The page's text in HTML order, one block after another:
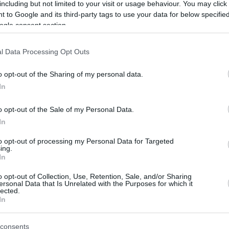
but not limited to your visit or usage behaviour. You may
to Google and its third-party tags to use your data for below
consent section.
Data Processing Opt Outs
opt-out of the Sharing of my personal data.
opt-out of the Sale of my Personal Data.
opt-out of processing my Personal Data for Targeted
opt-out of Collection, Use, Retention, Sale, and/or Sharing
Data that Is Unrelated with the Purposes for which it
Tης Eurohoops team/
info@eurohoops.net
προπονητική του καριέρα στην
Μπάγερν Μονάχου!
Παναθηναϊκούσυμφώνησε με τη
αγωνιστεί στο Eurocup και για τα
στον πάγκο της, στην προσπάθεια να
Ευρωλίγκας.
τα σερβικά Μέσα Ενημέρωσης.